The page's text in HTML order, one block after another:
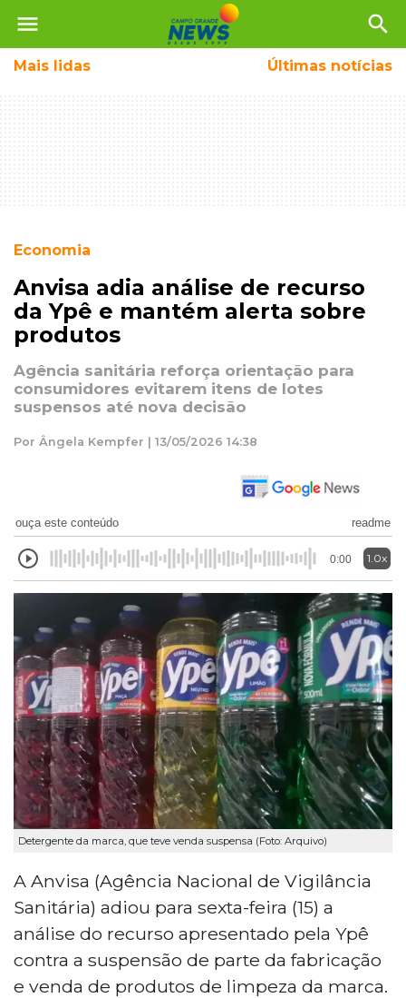
menu search
Mais lidas Últimas notícias
Economia
Anvisa adia análise de recurso
da Ypê e mantém alerta sobre
produtos
Agência sanitária reforça orientação para
consumidores evitarem itens de lotes
suspensos até nova decisão
Por Ângela Kempfer | 13/05/2026 14:38
ouça este conteúdo readme
0:00 1.0x
Detergente da marca, que teve venda suspensa (Foto: Arquivo)
A Anvisa (Agência Nacional de Vigilância
Sanitária) adiou para sexta-feira (15) a
análise do recurso apresentado pela Ypê
contra a suspensão de parte da fabricação
e venda de produtos de limpeza da marca.